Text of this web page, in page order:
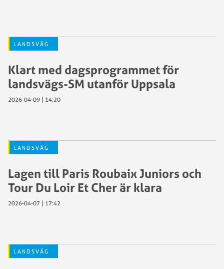
LANDSVÄG
Klart med dagsprogrammet för
landsvägs-SM utanför Uppsala
2026-04-09 | 14:20
LANDSVÄG
Lagen till Paris Roubaix Juniors och
Tour Du Loir Et Cher är klara
2026-04-07 | 17:42
LANDSVÄG